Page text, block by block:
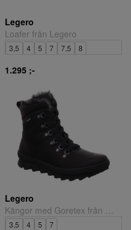
Legero
Loafer från Legero
3,5 4 5 7 7,5 8
1.295 ;-
Legero
Kängor med Goretex från Legero.
3,5 4 5 7